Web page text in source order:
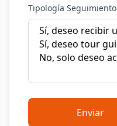
Tipología Seguimiento
Enviar